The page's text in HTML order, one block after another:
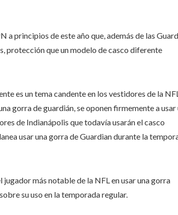
a principios de este año que, además de las
protección que un modelo de casco diferente
es un tema candente en los vestidores de la
gorra de guardián, se oponen firmemente a usar
de Indianápolis que todavía usarán el casco
usar una gorra de Guardian durante la
más notable de la NFL en usar una gorra
su uso en la temporada regular.